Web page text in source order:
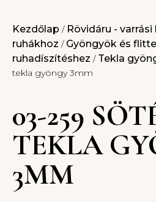
Kezdőlap / Rövidáru -
ruhákhoz / Gyöngyök és
ruhadíszítéshez / Tekla
tekla gyöngy 3mm
03-259
TEKLA
3MM